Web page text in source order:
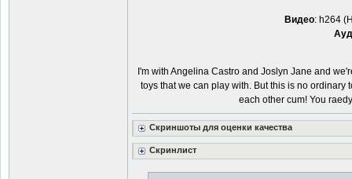
Видео: h264
I'm with Angelina Castro and Joslyn Jane and
toys that we can play with. But this is no ordinary
each other cum! You
Скриншоты для оценки качества
Скринлист